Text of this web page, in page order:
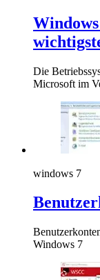
Die
Microsoft im
windows 7
Windows 7